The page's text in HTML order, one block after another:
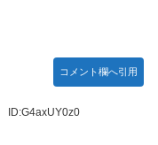
コメント欄へ引用
ID:G4axUY0z0